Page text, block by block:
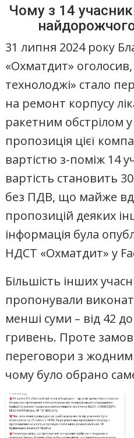
Чому з 14
31 липня 2024 року
«Охматдит»
технолоджі» стало
на ремонт корпусу
ракетним обстрілом
пропозиція цієї
вартістю з-поміж 14
вартість становить
без ПДВ, що майже
пропозицій деяких
інформація була
НДСТ «Охматдит» у
Більшість інших
пропонували
менші суми – від 42
гривень. Проте
переговори з жодним
чому було обрано